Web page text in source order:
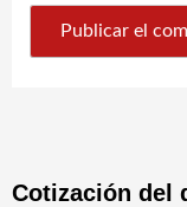
Cotización del